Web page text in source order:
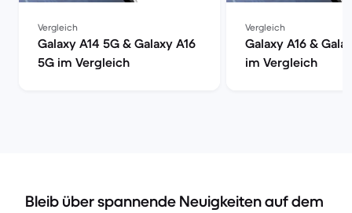
Vergleich
Galaxy A14 5G & Galaxy A16
5G im Vergleich
Vergleich
Galaxy A16 &
im Vergleich
Bleib über spannende Neuigkeiten auf dem